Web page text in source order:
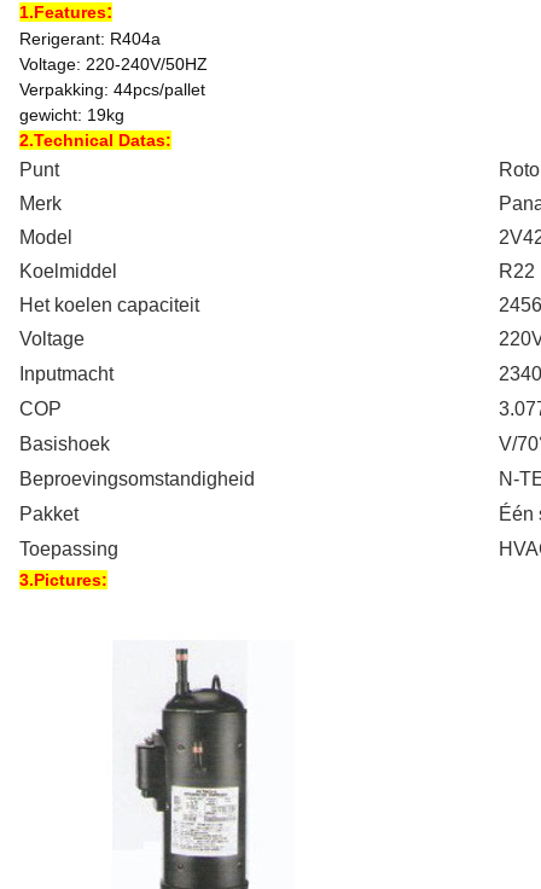
1.Features:
Rerigerant: R404a
Voltage: 220-240V/50HZ
Verpakking: 44pcs/pallet
gewicht: 19kg
2.Technical Datas:
Punt
Merk
Model
Koelmiddel
R22
Het koelen capaciteit
Voltage
Inputmacht
COP
Basishoek
V/
Beproevingsomstandigheid
N-
Pakket
Één
Toepassing
3.Pictures: